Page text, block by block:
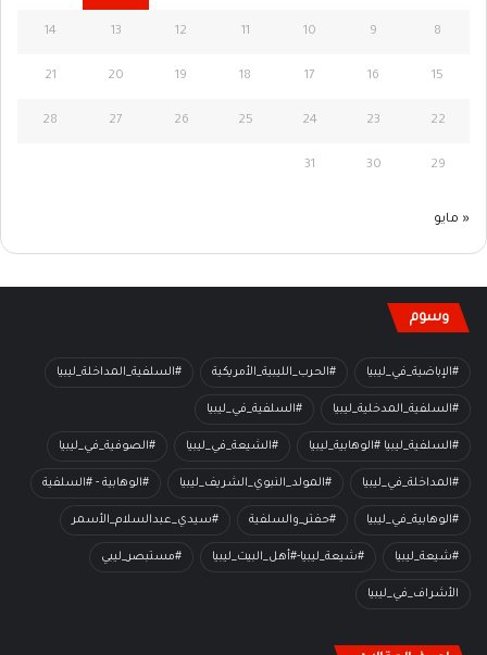
8
9
10
11
12
13
14
15
16
17
18
19
20
21
22
23
24
25
26
27
28
29
30
31
« مايو
وسوم
#الإباضية_في_ليبيا #الحرب_الليبية_الأمريكية #السلفية_المداخلة_ليبيا
#السلفية_المدخلية_ليبيا #السلفية_في_ليبيا
#السلفية_ليبيا #الوهابية_ليبيا #الشيعة_في_ليبيا #الصوفية_في_ليبيا
#المداخلة_في_ليبيا #المولد_النبوي_الشريف_ليبيا #الوهابية - #السلفية
#الوهابية_في_ليبيا #حفتر_والسلفية #سيدي_عبدالسلام_الأسمر
#شيعة_ليبيا #شيعة_ليبيا-#أهل_البيت_ليبيا #مستبصر_ليبي
الأشراف_في_ليبيا